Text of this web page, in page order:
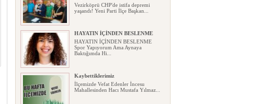
Vezirköprü CHP'de istifa depremi
yaşandı! Yeni Parti İlçe Başkan...
HAYATIN İÇİNDEN BESLENME
HAYATIN İÇİNDEN BESLENME
Spor Yapıyorum Ama Aynaya
Baktığımda Hi...
Kaybettiklerimiz
İlçemizde Vefat Edenler İncesu
Mahallesinden Hacı Mustafa Yılmaz...